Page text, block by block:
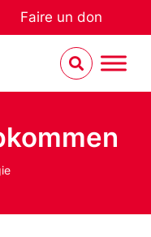
Faire un don